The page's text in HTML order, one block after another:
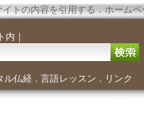
イトの内容を引用する．ホームペ
内 ｜
ル仏経． 言語レッスン ． リンク